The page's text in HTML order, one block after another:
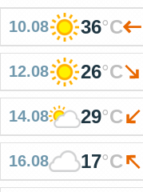
10.08 36°C
12.08 26°C
14.08 29°C
16.08 17°C